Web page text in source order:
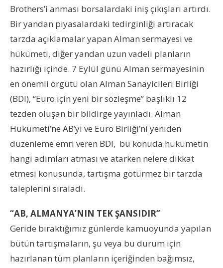
Brothers’i anması borsalardaki iniş çıkışları artırdı.
Bir yandan piyasalardaki tedirginliği artıracak
tarzda açıklamalar yapan Alman sermayesi ve
hükümeti, diğer yandan uzun vadeli planların
hazırlığı içinde. 7 Eylül günü Alman sermayesinin
en önemli örgütü olan Alman Sanayicileri Birliği
(BDI), “Euro için yeni bir sözleşme” başlıklı 12
tezden oluşan bir bildirge yayınladı. Alman
Hükümeti’ne AB’yi ve Euro Birliği’ni yeniden
düzenleme emri veren BDI, bu konuda hükümetin
hangi adımları atması ve atarken nelere dikkat
etmesi konusunda, tartışma götürmez bir tarzda
taleplerini sıraladı.
“AB, ALMANYA’NIN TEK ŞANSIDIR”
Geride bıraktığımız günlerde kamuoyunda yapılan
bütün tartışmaların, şu veya bu durum için
hazırlanan tüm planların içeriğinden bağımsız,